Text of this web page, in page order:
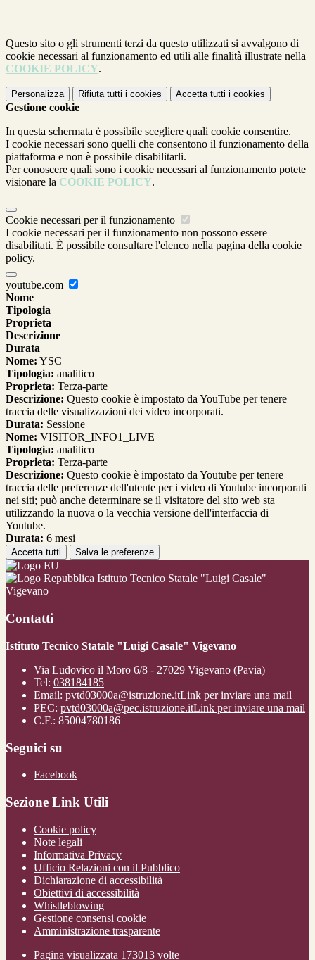
Questo sito o gli strumenti terzi da questo utilizzati si avvalgono di
cookie necessari al funzionamento ed utili alle finalità illustrate nella
COOKIE POLICY.
Personalizza Rifiuta tutti i cookies Accetta tutti i cookies
Gestione cookie
In questa schermata è possibile scegliere quali cookie consentire.
I cookie necessari sono quelli che consentono il funzionamento della
piattaforma e non è possibile disabilitarli.
Per conoscere quali sono i cookie necessari al funzionamento potete
visionare la COOKIE POLICY.
Cookie necessari per il funzionamento
I cookie necessari per il funzionamento non possono essere
disabilitati. È possibile consultare l'elenco nella pagina della cookie
policy.
youtube.com
Nome
Tipologia
Proprieta
Descrizione
Durata
Nome: YSC
Tipologia: analitico
Proprieta: Terza-parte
Descrizione: Questo cookie è impostato da YouTube per tenere
traccia delle visualizzazioni dei video incorporati.
Durata: Sessione
Nome: VISITOR_INFO1_LIVE
Tipologia: analitico
Proprieta: Terza-parte
Descrizione: Questo cookie è impostato da Youtube per tenere
traccia delle preferenze dell'utente per i video di Youtube incorporati
nei siti; può anche determinare se il visitatore del sito web sta
utilizzando la nuova o la vecchia versione dell'interfaccia di
Youtube.
Durata: 6 mesi
Accetta tutti Salva le preferenze
Istituto Tecnico Statale "Luigi Casale"
Vigevano
Contatti
Istituto Tecnico Statale "Luigi Casale" Vigevano
Via Ludovico il Moro 6/8 - 27029 Vigevano (Pavia)
Tel: 038184185
Email: pvtd03000a@istruzione.itLink per inviare una mail
PEC: pvtd03000a@pec.istruzione.itLink per inviare una mail
C.F.: 85004780186
Seguici su
Facebook
Sezione Link Utili
Cookie policy
Note legali
Informativa Privacy
Ufficio Relazioni con il Pubblico
Dichiarazione di accessibilità
Obiettivi di accessibilità
Whistleblowing
Gestione consensi cookie
Amministrazione trasparente
Pagina visualizzata 173013 volte